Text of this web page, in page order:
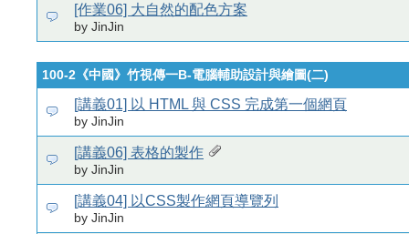
[作業06] 大自然的配色方案
by JinJin
100-2《中國》竹視傳一B-電腦輔助設計與繪圖(二)
[講義01] 以 HTML 與 CSS 完成第一個網頁
by JinJin
[講義06] 表格的製作
by JinJin
[講義04] 以CSS製作網頁導覽列
by JinJin